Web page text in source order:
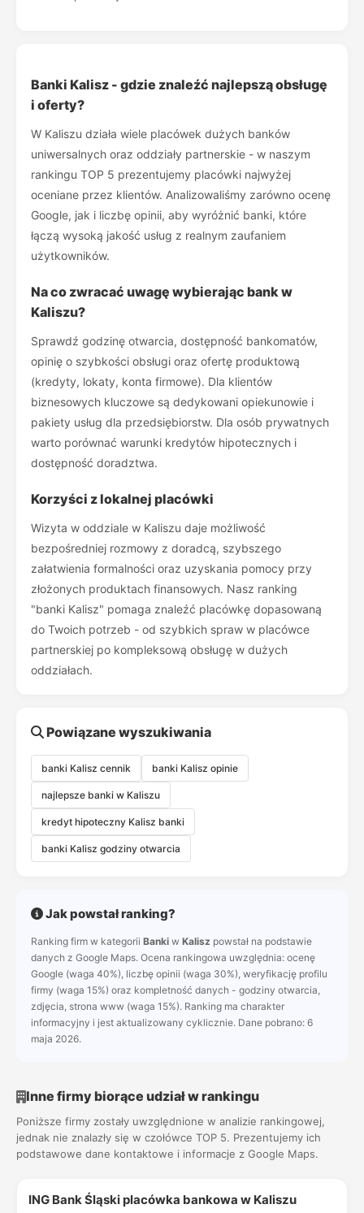
Banki Kalisz - gdzie znaleźć najlepszą obsługę
i oferty?
W Kaliszu działa wiele placówek dużych banków
uniwersalnych oraz oddziały partnerskie - w naszym
rankingu TOP 5 prezentujemy placówki najwyżej
oceniane przez klientów. Analizowaliśmy zarówno ocenę
Google, jak i liczbę opinii, aby wyróżnić banki, które
łączą wysoką jakość usług z realnym zaufaniem
użytkowników.
Na co zwracać uwagę wybierając bank w
Kaliszu?
Sprawdź godzinę otwarcia, dostępność bankomatów,
opinię o szybkości obsługi oraz ofertę produktową
(kredyty, lokaty, konta firmowe). Dla klientów
biznesowych kluczowe są dedykowani opiekunowie i
pakiety usług dla przedsiębiorstw. Dla osób prywatnych
warto porównać warunki kredytów hipotecznych i
dostępność doradztwa.
Korzyści z lokalnej placówki
Wizyta w oddziale w Kaliszu daje możliwość
bezpośredniej rozmowy z doradcą, szybszego
załatwienia formalności oraz uzyskania pomocy przy
złożonych produktach finansowych. Nasz ranking
"banki Kalisz" pomaga znaleźć placówkę dopasowaną
do Twoich potrzeb - od szybkich spraw w placówce
partnerskiej po kompleksową obsługę w dużych
oddziałach.
Powiązane wyszukiwania
banki Kalisz cennik banki Kalisz opinie
najlepsze banki w Kaliszu
kredyt hipoteczny Kalisz banki
banki Kalisz godziny otwarcia
Jak powstał ranking?
Ranking firm w kategorii Banki w Kalisz powstał na podstawie
danych z Google Maps. Ocena rankingowa uwzględnia: ocenę
Google (waga 40%), liczbę opinii (waga 30%), weryfikację profilu
firmy (waga 15%) oraz kompletność danych - godziny otwarcia,
zdjęcia, strona www (waga 15%). Ranking ma charakter
informacyjny i jest aktualizowany cyklicznie. Dane pobrano: 6
maja 2026.
Inne firmy biorące udział w rankingu
Poniższe firmy zostały uwzględnione w analizie rankingowej,
jednak nie znalazły się w czołówce TOP 5. Prezentujemy ich
podstawowe dane kontaktowe i informacje z Google Maps.
ING Bank Śląski placówka bankowa w Kaliszu